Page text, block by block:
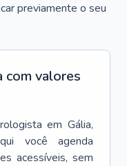
previamente o seu
com valores
em Gália,
você agenda
acessíveis, sem